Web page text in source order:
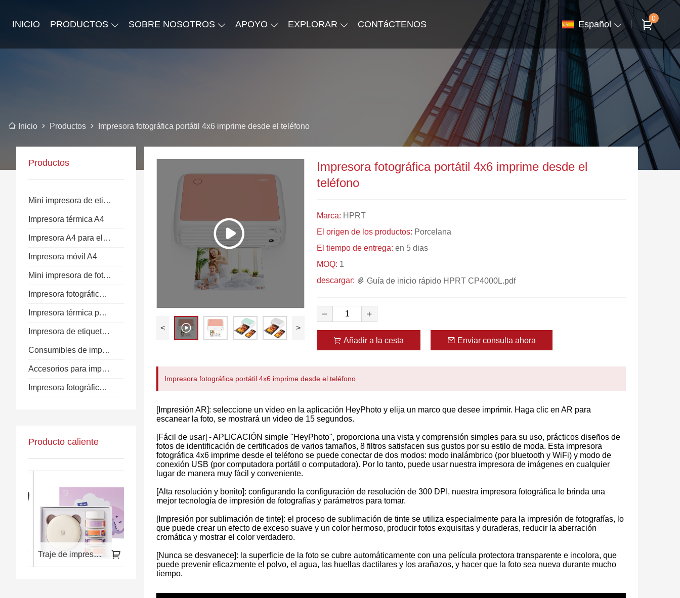
INICIO PRODUCTOS SOBRE NOSOTROS APOYO EXPLORAR CONTáCTENOS Español
0
Inicio Productos Impresora fotográfica portátil 4x6 imprime desde el teléfono
Productos
Mini impresora de etiquetas
Impresora térmica A4
Impresora A4 para el hogar
Impresora móvil A4
Mini impresora de fotos
Impresora fotográfica casera
Impresora térmica portátil
Impresora de etiquetas térmicas
Consumibles de impresora
Accesorios para impresoras
Impresora fotográfica instantánea
Producto caliente
Traje de impresora de pegatinas pequeñas para etiquetas de color Impresora portátil e inalámbrica HPRT A4 Mini Impresora Térmica Portátil A4 Bluetooth Impresora Wifi A4 compacta para Home Suit Impresora térmica portátil sin tinta para teléfono y computadora portátil
< >
Impresora fotográfica portátil 4x6 imprime desde el
teléfono
Marca: HPRT
El origen de los productos: Porcelana
El tiempo de entrega: en 5 dias
MOQ: 1
descargar:
Guía de inicio rápido HPRT CP4000L.pdf
Añadir a la cesta Enviar consulta ahora
Impresora fotográfica portátil 4x6 imprime desde el teléfono
[Impresión AR]: seleccione un video en la aplicación HeyPhoto y elija un marco que desee imprimir. Haga clic en AR para
escanear la foto, se mostrará un video de 15 segundos.
[Fácil de usar] - APLICACIÓN simple "HeyPhoto", proporciona una vista y comprensión simples para su uso, prácticos diseños de
fotos de identificación de certificados de varios tamaños, 8 filtros satisfacen sus gustos por su estilo de moda. Esta impresora
fotográfica 4x6 imprime desde el teléfono se puede conectar de dos modos: modo inalámbrico (por bluetooth y WiFi) y modo de
conexión USB (por computadora portátil o computadora). Por lo tanto, puede usar nuestra impresora de imágenes en cualquier
lugar de manera muy fácil y conveniente.
[Alta resolución y bonito]: configurando la configuración de resolución de 300 DPI, nuestra impresora fotográfica le brinda una
mejor tecnología de impresión de fotografías y parámetros para tomar.
[Impresión por sublimación de tinte]: el proceso de sublimación de tinte se utiliza especialmente para la impresión de fotografías, lo
que puede crear un efecto de exceso suave y un color hermoso, producir fotos exquisitas y duraderas, reducir la aberración
cromática y mostrar el color verdadero.
[Nunca se desvanece]: la superficie de la foto se cubre automáticamente con una película protectora transparente e incolora, que
puede prevenir eficazmente el polvo, el agua, las huellas dactilares y los arañazos, y hacer que la foto sea nueva durante mucho
tiempo.